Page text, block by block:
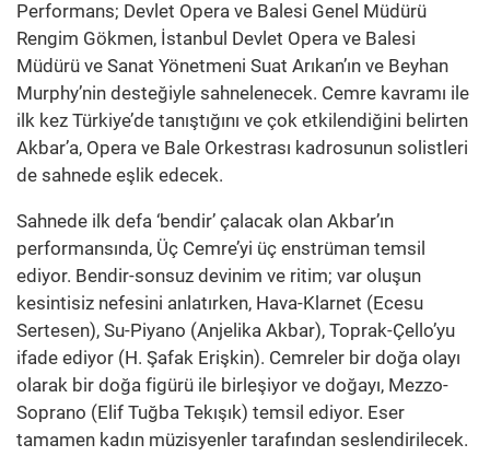
Performans; Devlet Opera ve Balesi Genel Müdürü
Rengim Gökmen, İstanbul Devlet Opera ve Balesi
Müdürü ve Sanat Yönetmeni Suat Arıkan’ın ve Beyhan
Murphy’nin desteğiyle sahnelenecek. Cemre kavramı ile
ilk kez Türkiye’de tanıştığını ve çok etkilendiğini belirten
Akbar’a, Opera ve Bale Orkestrası kadrosunun solistleri
de sahnede eşlik edecek.
Sahnede ilk defa ‘bendir’ çalacak olan Akbar’ın
performansında, Üç Cemre’yi üç enstrüman temsil
ediyor. Bendir-sonsuz devinim ve ritim; var oluşun
kesintisiz nefesini anlatırken, Hava-Klarnet (Ecesu
Sertesen), Su-Piyano (Anjelika Akbar), Toprak-Çello’yu
ifade ediyor (H. Şafak Erişkin). Cemreler bir doğa olayı
olarak bir doğa figürü ile birleşiyor ve doğayı, Mezzo-
Soprano (Elif Tuğba Tekışık) temsil ediyor. Eser
tamamen kadın müzisyenler tarafından seslendirilecek.